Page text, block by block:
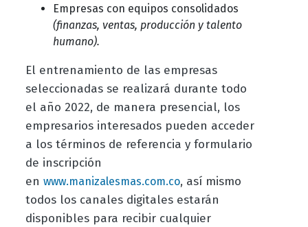
Empresas con equipos consolidados
(finanzas, ventas, producción y talento
humano).
El entrenamiento de las empresas
seleccionadas se realizará durante todo
el año 2022, de manera presencial, los
empresarios interesados pueden acceder
a los términos de referencia y formulario
de inscripción
en www.manizalesmas.com.co, así mismo
todos los canales digitales estarán
disponibles para recibir cualquier